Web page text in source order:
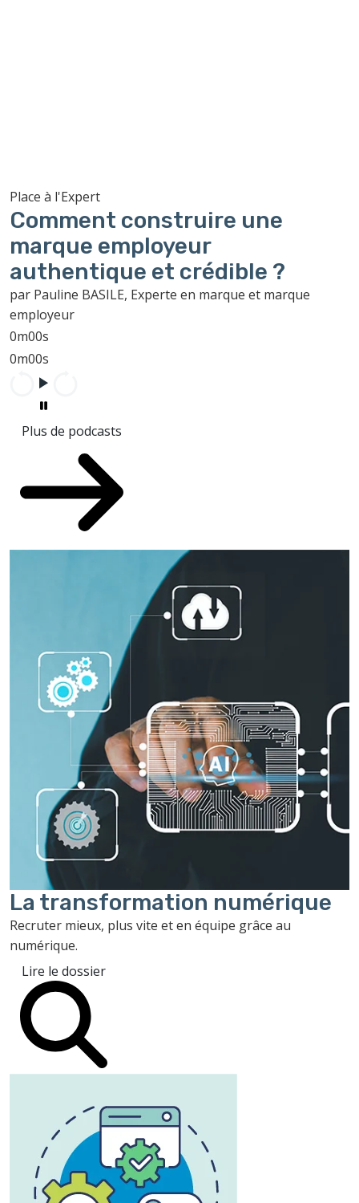
Place à l'Expert
Comment construire une
marque employeur
authentique et crédible ?
par Pauline BASILE, Experte en marque et marque
employeur
0m00s
0m00s
Plus de podcasts
La transformation numérique
Recruter mieux, plus vite et en équipe grâce au
numérique.
Lire le dossier